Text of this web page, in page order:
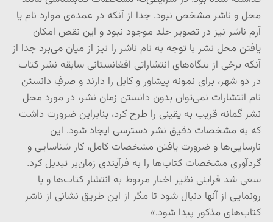
محل و ناشر مشخص نبود. جدا از آنکه در عمده‌ی موارد نام یا
آرم ناشر نیز در تصویر جلد موجود نبود و این نقص امکان
یافتن محل نشر با توجه به نام ناشر را نیز از میان می‌برد جدا از
آنکه برخی از بنگاه‌های انتشاراتی افغانستانی سابقه نشر کتاب
در دو شهر، برای نمونه پیشاور و کابل را دارند و صرفِ دانستن
نام انتشارات نمی‌توان بدون دانستن زمان نشر، در مورد محل
نشر گمانه قریب به یقینی را طرح کرد، بنابراین ضرورت داشت
که به مشخصات دقیق نشر دسترسی ایجاد شود. این
نارسایی‌ها و ضرورت یافتن مشخصات کامل، کار شناسایی و
گردآوری مشخصات کتاب‌ها را به فرآیندی زمان‌بر تبدیل کرد.
سعی شد قراینی نظیر اخبار مربوط به انتشار کتاب‌ها و یا
رونمایی از آنها دنبال شود تا مگر از این طریق نشانی از ناشر
کتاب‌های مذکور پیدا شود.»